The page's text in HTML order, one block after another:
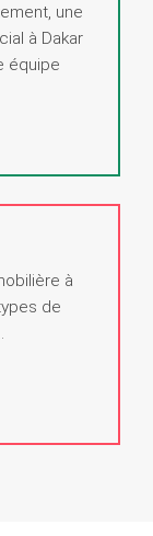
une
à Dakar
équipe
à
de